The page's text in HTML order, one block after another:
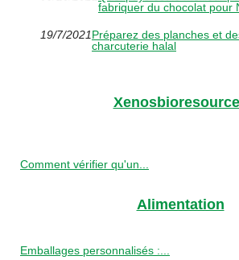
fabriquer du chocolat pour
19/7/2021Préparez des planches et
charcuterie halal
Comment vérifier qu'un...
Alimentation
Emballages personnalisés :...